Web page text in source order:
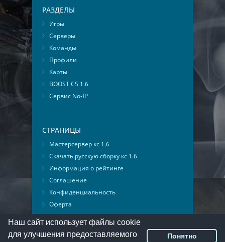
РАЗДЕЛЫ
Игры
Серверы
Команды
Профили
Карты
BOOST CS 1.6
Сервис No-IP
СТРАНИЦЫ
Мастерсервер кс 1.6
Скачать русскую сборку кс 1.6
Информация о рейтинге
Соглашение
Конфиденциальность
Оферта
Мониторинг ВКонтакте
Наш сайт использует файлы cookie
для улучшения предоставляемого
Понятно